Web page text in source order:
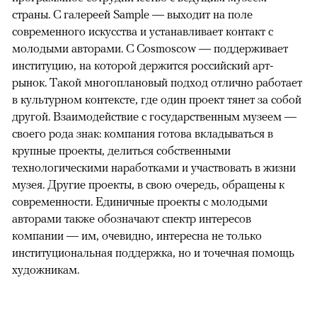
страны. С галереей Sample — выходит на поле
современного искусства и устанавливает контакт с
молодыми авторами. С Cosmoscow — поддерживает
институцию, на которой держится российский арт-
рынок. Такой многоплановый подход отлично работает
в культурном контексте, где один проект тянет за собой
другой. Взаимодействие с государственным музеем —
своего рода знак: компания готова вкладываться в
крупные проекты, делиться собственными
технологическими наработками и участвовать в жизни
музея. Другие проекты, в свою очередь, обращены к
современности. Единичные проекты с молодыми
авторами также обозначают спектр интересов
компании — им, очевидно, интересна не только
институциональная поддержка, но и точечная помощь
художникам.